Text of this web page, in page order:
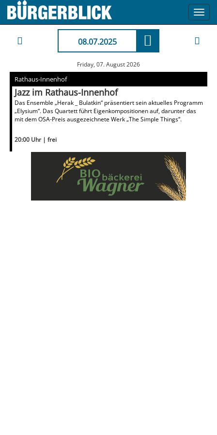
08.07.2025
Friday, 07. August 2026
Rathaus-Innenhof
Jazz im Rathaus-Innenhof
Das Ensemble „Herak _ Bulatkin“ präsentiert sein aktuelles Programm
„Elysium“. Das Quartett führt Eigenkompositionen auf, darunter das
mit dem OSA-Preis ausgezeichnete Werk „The Simple Things“.
20:00 Uhr | frei